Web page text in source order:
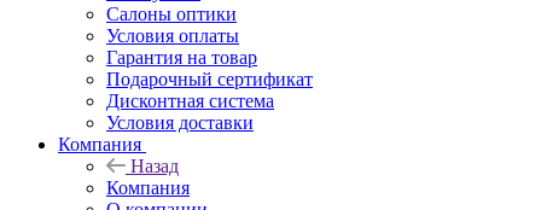
Салоны оптики
Условия оплаты
Гарантия на товар
Подарочный сертификат
Дисконтная система
Условия доставки
Компания
Назад
Компания